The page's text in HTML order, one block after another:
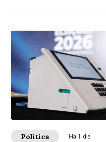
Política Há 1 dia